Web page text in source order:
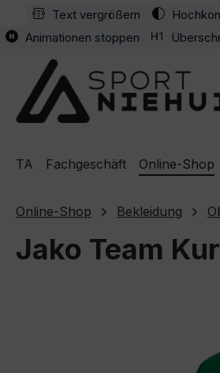
Hauptinhalt springen
Zur Suche springen
Zur Hauptnavigation springen
Text vergrößern
Animationen stoppen
TA Fachgeschäft Online-Shop
Online-Shop Bekleidung
Jako Team